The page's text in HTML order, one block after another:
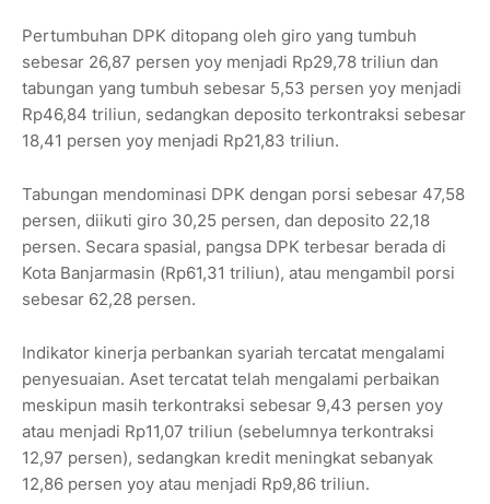
Pertumbuhan DPK ditopang oleh giro yang tumbuh
sebesar 26,87 persen yoy menjadi Rp29,78 triliun dan
tabungan yang tumbuh sebesar 5,53 persen yoy menjadi
Rp46,84 triliun, sedangkan deposito terkontraksi sebesar
18,41 persen yoy menjadi Rp21,83 triliun.
Tabungan mendominasi DPK dengan porsi sebesar 47,58
persen, diikuti giro 30,25 persen, dan deposito 22,18
persen. Secara spasial, pangsa DPK terbesar berada di
Kota Banjarmasin (Rp61,31 triliun), atau mengambil porsi
sebesar 62,28 persen.
Indikator kinerja perbankan syariah tercatat mengalami
penyesuaian. Aset tercatat telah mengalami perbaikan
meskipun masih terkontraksi sebesar 9,43 persen yoy
atau menjadi Rp11,07 triliun (sebelumnya terkontraksi
12,97 persen), sedangkan kredit meningkat sebanyak
12,86 persen yoy atau menjadi Rp9,86 triliun.